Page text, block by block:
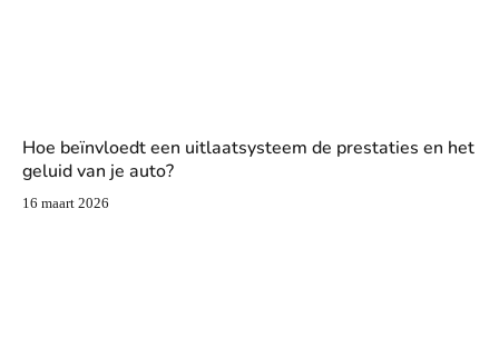
Hoe beïnvloedt een uitlaatsysteem de prestaties en het
geluid van je auto?
16 maart 2026